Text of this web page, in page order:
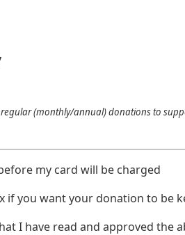
donations to support the causes you care
Notify me 2 days before my card will be charged
Please tick the box if you want your